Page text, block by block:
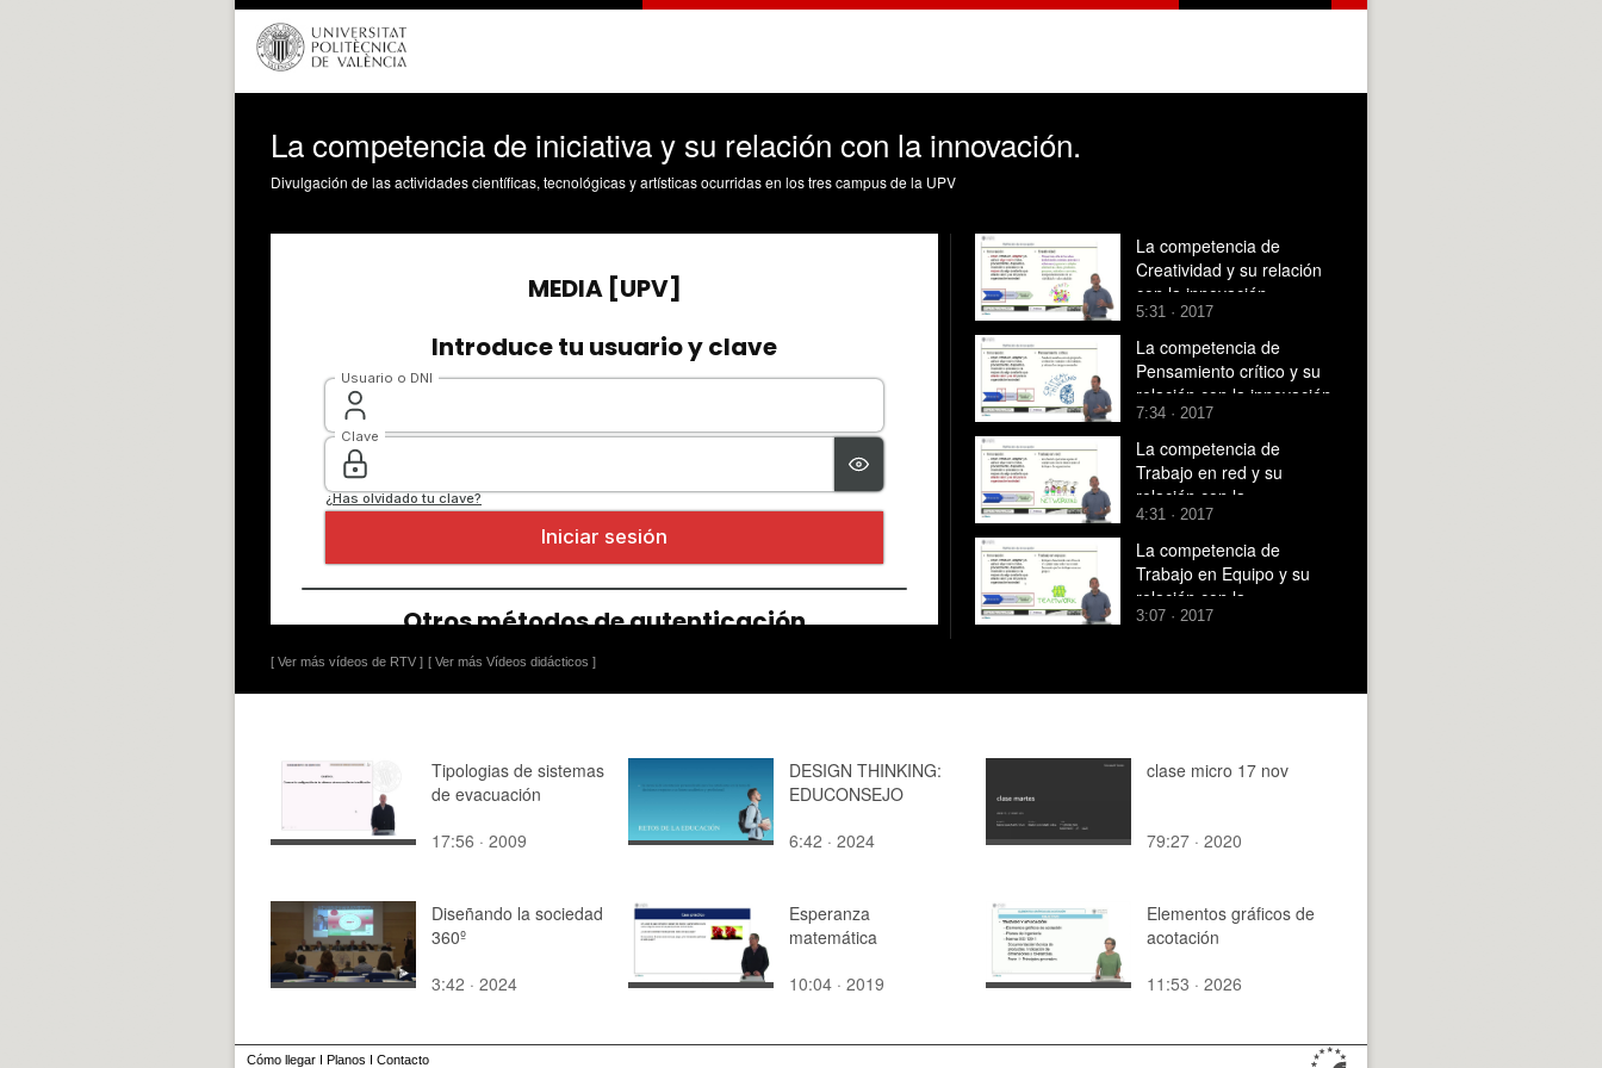
La competencia de iniciativa y su relación con la innovación.
Divulgación de las actividades científicas, tecnológicas y artísticas ocurridas en los tres campus de la UPV
[ Ver más vídeos de RTV ] [ Ver más Vídeos didácticos ]
La competencia de
Creatividad y su relación
con la innovación
5:31 · 2017
La competencia de
Pensamiento crítico y su
relación con la innovación
7:34 · 2017
La competencia de
Trabajo en red y su
relación con la
innovación.
4:31 · 2017
La competencia de
Trabajo en Equipo y su
relación con la
innovación.
3:07 · 2017
Tipologias de sistemas
de evacuación
17:56 · 2009
DESIGN THINKING:
EDUCONSEJO
6:42 · 2024
clase micro 17 nov
79:27 · 2020
Diseñando la sociedad
360º
3:42 · 2024
Esperanza
matemática
10:04 · 2019
Elementos gráficos de
acotación
11:53 · 2026
Cómo llegar I Planos I Contacto